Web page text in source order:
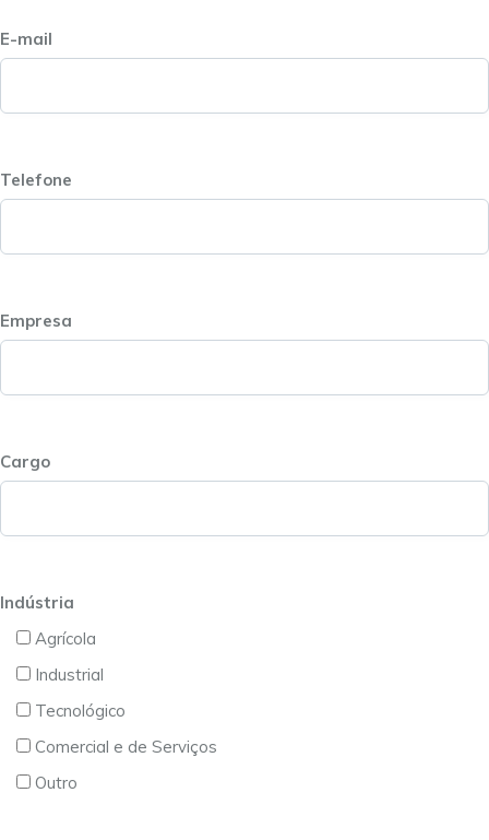
E-mail
Telefone
Empresa
Cargo
Indústria
Agrícola
Industrial
Tecnológico
Comercial e de Serviços
Outro